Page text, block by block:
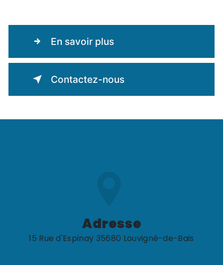
En savoir plus
Contactez-nous
Adresse
15 Rue d'Espinay 35680 Louvigné-de-Bais